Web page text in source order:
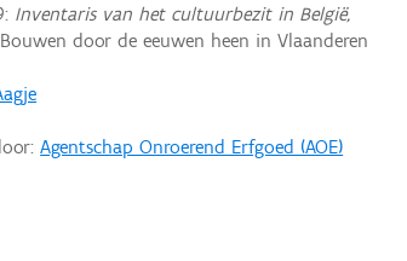
Inventaris van het cultuurbezit in België,
door de eeuwen heen in Vlaanderen
Agentschap Onroerend Erfgoed (AOE)